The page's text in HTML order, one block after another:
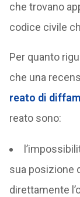
che trovano
codice civile
Per quanto
che una
reato di
reato sono:
sua posizione
direttamente